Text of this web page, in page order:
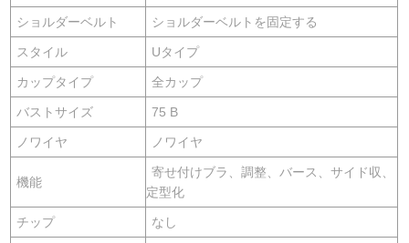
ショルダーベルト ショルダーベルトを固定する
スタイル Uタイプ
カップタイプ 全カップ
バストサイズ 75 B
ノワイヤ ノワイヤ
機能
寄せ付けブラ、調整、バース、サイド収、
定型化
チップ なし